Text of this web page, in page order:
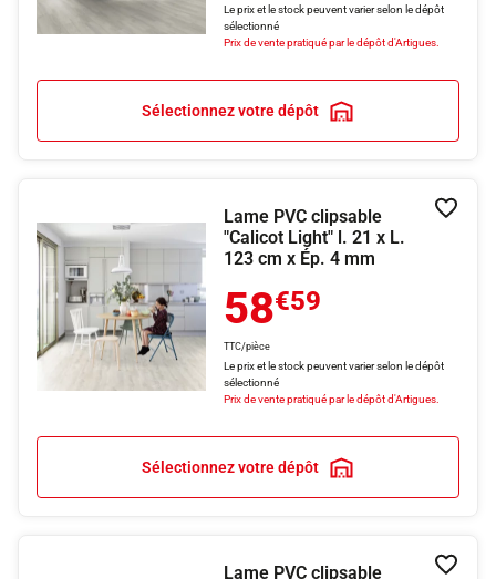
Le prix et le stock peuvent varier selon le dépôt
sélectionné
Prix de vente pratiqué par le dépôt d'Artigues.
Sélectionnez votre dépôt
Lame PVC clipsable
"Calicot Light" l. 21 x L.
123 cm x Ép. 4 mm
58€59
TTC/pièce
Le prix et le stock peuvent varier selon le dépôt
sélectionné
Prix de vente pratiqué par le dépôt d'Artigues.
Sélectionnez votre dépôt
Lame PVC clipsable